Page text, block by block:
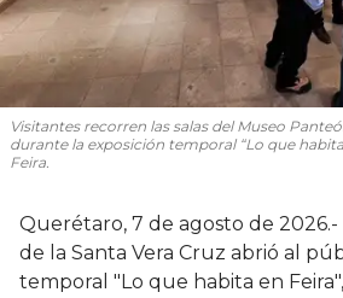
Visitantes recorren las salas del Museo
durante la exposición temporal “Lo que
Feira.
Querétaro, 7 de agosto de
de la Santa Vera Cruz abrió al
temporal "Lo que habita en